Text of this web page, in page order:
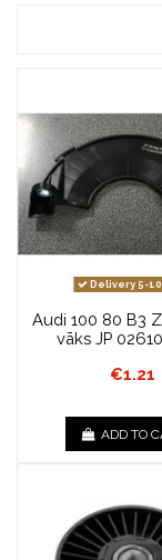
Delivery 5-10
Audi 100 80 B3
vāks JP
€1.21
ADD TO